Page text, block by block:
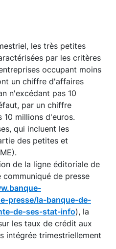
les très petites
par les critères
occupant moins
un chiffre d'affaires
n'excédant pas 10
par un chiffre
millions d'euros.
qui incluent les
des petites et
de la ligne éditoriale de
de presse
presse/la-banque-de-
de-ses-stat-info), la
les taux de crédit aux
intégrée trimestriellement